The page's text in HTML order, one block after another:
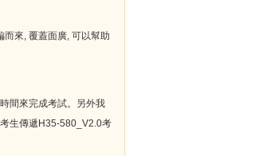
來, 覆蓋面廣, 可以幫助
間來完成考試。另外我
生傳遞H35-580_V2.0考